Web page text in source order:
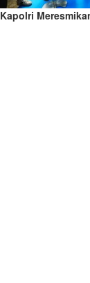
Kapolri